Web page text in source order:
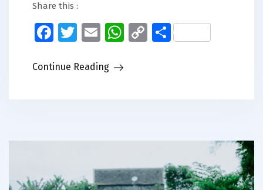
Share this :
Facebook
Twitter
EmailWhatsApp
CopyShare
Continue Reading